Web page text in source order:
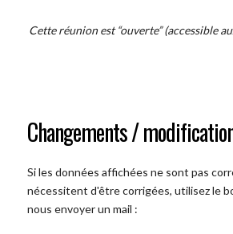
Cette réunion est “ouverte” (accessible
Changements /
Si les données affichées ne sont pas
nécessitent d'être corrigées, utilisez le
nous envoyer un mail :